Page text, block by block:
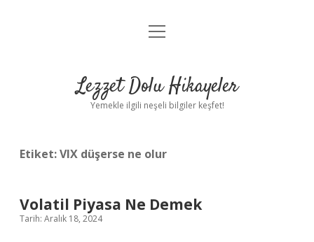
Anasayfa
Yasal Uyarı
menüyü
Lezzet Dolu Hikayeler
Yemekle ilgili neşeli bilgiler keşfet!
Etiket:VIX düşerse ne olur
Volatil Piyasa Ne Demek
Tarih: Aralık 18, 2024